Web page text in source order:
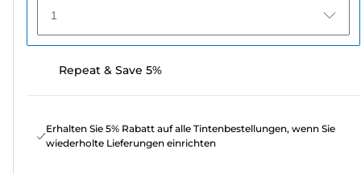
1
Repeat & Save 5%
Erhalten Sie 5% Rabatt auf alle Tintenbestellungen, wenn Sie
wiederholte Lieferungen einrichten